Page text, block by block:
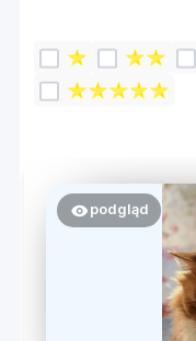
Szkło hartowane
konsumentów z
odporność na
to, że nawet ostre
420°C nadaje
mechaniczną.
przed
spowodowane np.
mierze chroni
podgląd